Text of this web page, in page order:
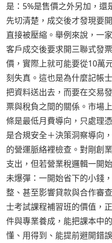
是：5%是售價之外另加，還
先切清楚，成交後才發現要
直接被壓縮。舉例來說，一
客戶成交後要求開三聯式發
價，實際上就可能要從10萬
刻失真。這也是為什麼記帳
把資料送出去，而要在交易
票與稅負之間的關係。市場
條是最低月費導向，只處理
是合規安全＋決策洞察導向
的營運脈絡裡檢查。對剛創
支出，但若營業稅邏輯一開
未爆彈：一開始省下的小錢
整、甚至影響貸款與合作審
士考試課程補習班的價值，
件與專業養成，能把課本中
懂、用得到、能提前避開錯